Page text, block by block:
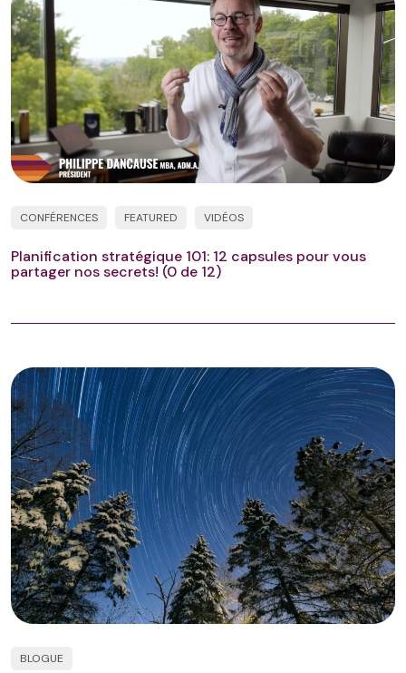
CONFÉRENCES FEATURED VIDÉOS
Planification stratégique 101: 12 capsules pour vous
partager nos secrets! (0 de 12)
BLOGUE